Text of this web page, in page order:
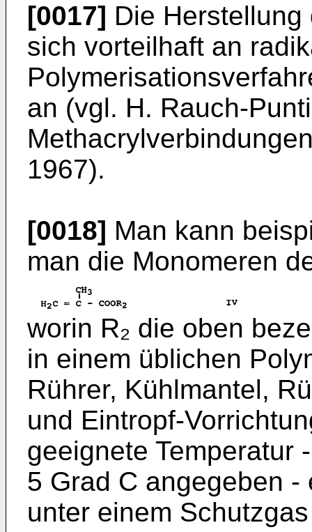
[0017] Die
sich vorteilhaft an
an (vgl. H. Rauch-
1967).
[0018] Man kann
man die Monomeren
worin R₂ die oben
in einem üblichen
Rührer, Kühlmantel,
und Eintropf-
geeignete Temperatur
5 Grad C angegeben
unter einem